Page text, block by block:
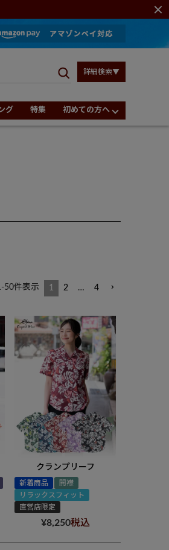
詳細検索▼
グ 特集 初めての方へ
-50件表示 1 2 … 4
クランプリーフ
新着商品
開襟
リラックスフィット
直営店限定
¥8,250税込